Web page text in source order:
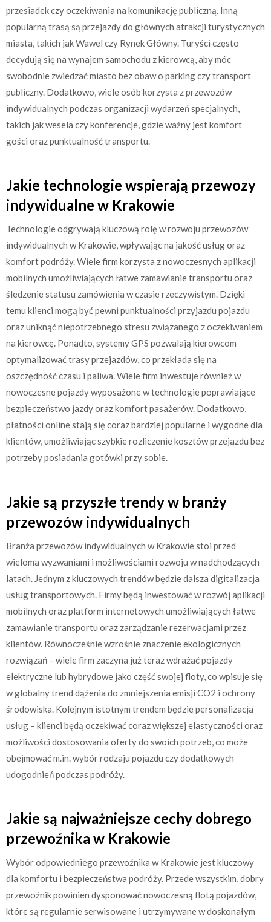
przesiadek czy oczekiwania na komunikację publiczną. Inną
popularną trasą są przejazdy do głównych atrakcji turystycznych
miasta, takich jak Wawel czy Rynek Główny. Turyści często
decydują się na wynajem samochodu z kierowcą, aby móc
swobodnie zwiedzać miasto bez obaw o parking czy transport
publiczny. Dodatkowo, wiele osób korzysta z przewozów
indywidualnych podczas organizacji wydarzeń specjalnych,
takich jak wesela czy konferencje, gdzie ważny jest komfort
gości oraz punktualność transportu.
Jakie technologie wspierają przewozy
indywidualne w Krakowie
Technologie odgrywają kluczową rolę w rozwoju przewozów
indywidualnych w Krakowie, wpływając na jakość usług oraz
komfort podróży. Wiele firm korzysta z nowoczesnych aplikacji
mobilnych umożliwiających łatwe zamawianie transportu oraz
śledzenie statusu zamówienia w czasie rzeczywistym. Dzięki
temu klienci mogą być pewni punktualności przyjazdu pojazdu
oraz uniknąć niepotrzebnego stresu związanego z oczekiwaniem
na kierowcę. Ponadto, systemy GPS pozwalają kierowcom
optymalizować trasy przejazdów, co przekłada się na
oszczędność czasu i paliwa. Wiele firm inwestuje również w
nowoczesne pojazdy wyposażone w technologie poprawiające
bezpieczeństwo jazdy oraz komfort pasażerów. Dodatkowo,
płatności online stają się coraz bardziej popularne i wygodne dla
klientów, umożliwiając szybkie rozliczenie kosztów przejazdu bez
potrzeby posiadania gotówki przy sobie.
Jakie są przyszłe trendy w branży
przewozów indywidualnych
Branża przewozów indywidualnych w Krakowie stoi przed
wieloma wyzwaniami i możliwościami rozwoju w nadchodzących
latach. Jednym z kluczowych trendów będzie dalsza digitalizacja
usług transportowych. Firmy będą inwestować w rozwój aplikacji
mobilnych oraz platform internetowych umożliwiających łatwe
zamawianie transportu oraz zarządzanie rezerwacjami przez
klientów. Równocześnie wzrośnie znaczenie ekologicznych
rozwiązań – wiele firm zaczyna już teraz wdrażać pojazdy
elektryczne lub hybrydowe jako część swojej floty, co wpisuje się
w globalny trend dążenia do zmniejszenia emisji CO2 i ochrony
środowiska. Kolejnym istotnym trendem będzie personalizacja
usług – klienci będą oczekiwać coraz większej elastyczności oraz
możliwości dostosowania oferty do swoich potrzeb, co może
obejmować m.in. wybór rodzaju pojazdu czy dodatkowych
udogodnień podczas podróży.
Jakie są najważniejsze cechy dobrego
przewoźnika w Krakowie
Wybór odpowiedniego przewoźnika w Krakowie jest kluczowy
dla komfortu i bezpieczeństwa podróży. Przede wszystkim, dobry
przewoźnik powinien dysponować nowoczesną flotą pojazdów,
które są regularnie serwisowane i utrzymywane w doskonałym